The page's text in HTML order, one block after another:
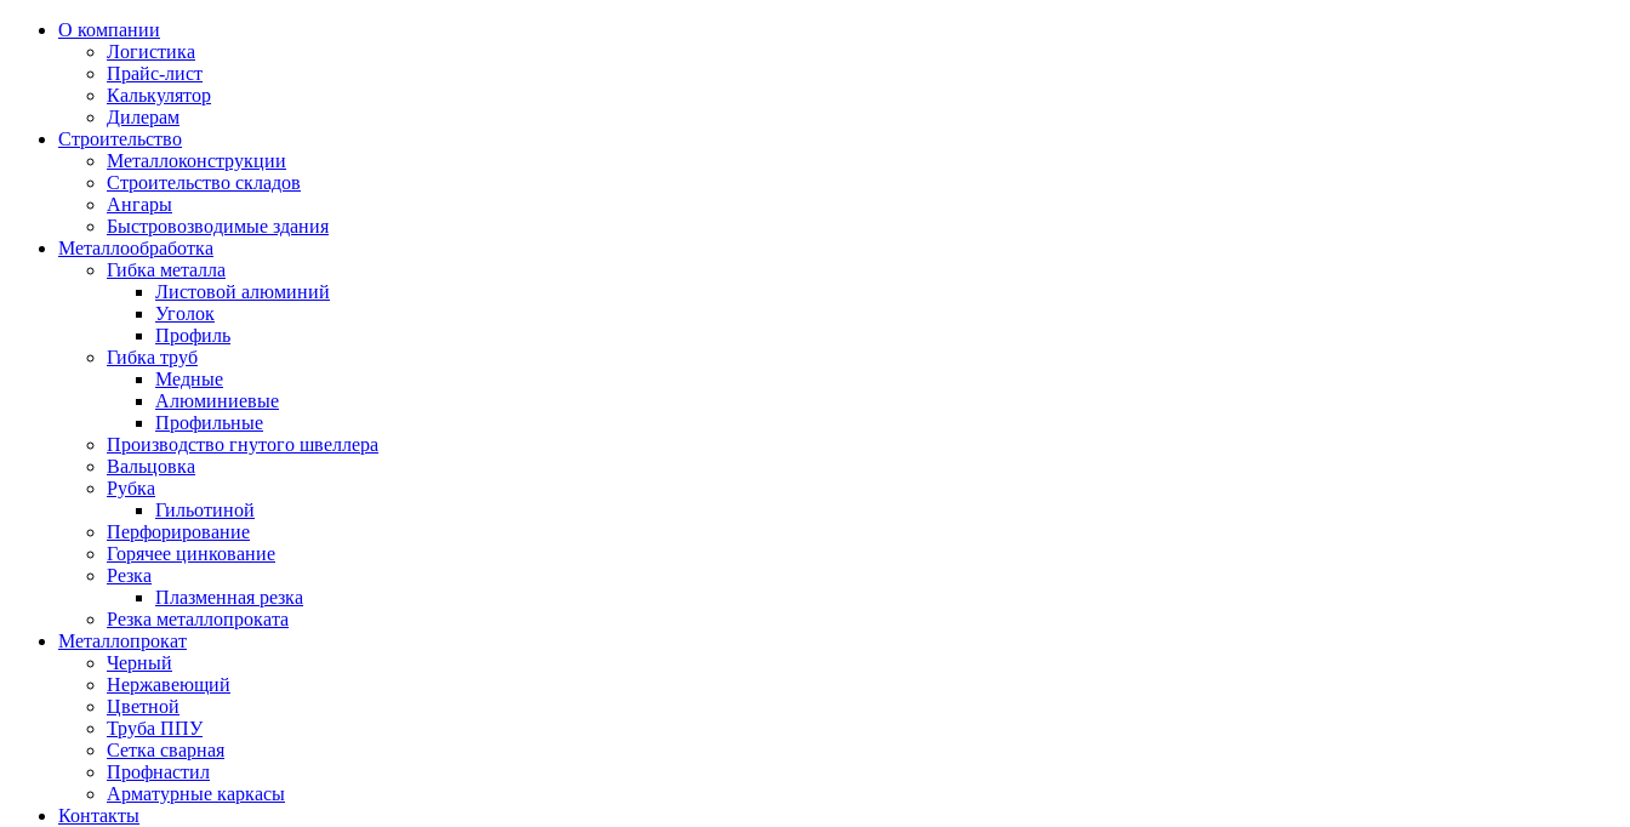
О компании
Логистика
Прайс-лист
Калькулятор
Дилерам
Строительство
Металлоконструкции
Строительство складов
Ангары
Быстровозводимые здания
Металлообработка
Гибка металла
Листовой алюминий
Уголок
Профиль
Гибка труб
Медные
Алюминиевые
Профильные
Производство гнутого швеллера
Вальцовка
Рубка
Гильотиной
Перфорирование
Горячее цинкование
Резка
Плазменная резка
Резка металлопроката
Металлопрокат
Черный
Нержавеющий
Цветной
Труба ППУ
Сетка сварная
Профнастил
Арматурные каркасы
Контакты